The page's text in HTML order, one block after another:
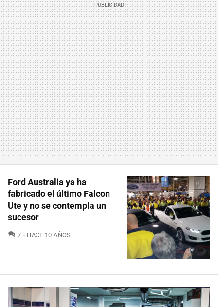
Ford Australia ya ha
fabricado el último Falcon
Ute y no se contempla un
sucesor
7 COMENTARIOS
HACE 10 AÑOS